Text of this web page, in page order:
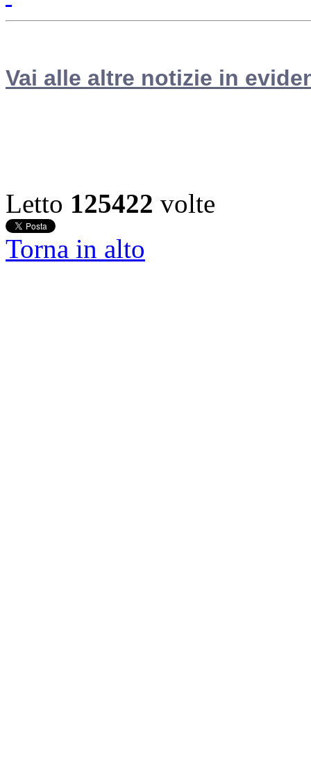
Vai alle altre notizie in
Letto 125422 volte
Torna in alto